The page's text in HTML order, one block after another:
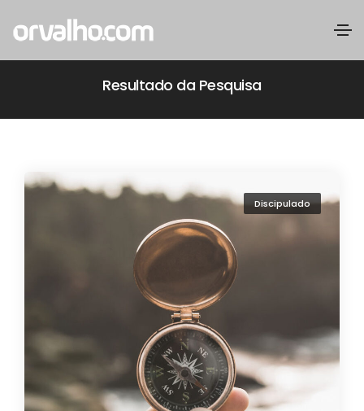
Resultado da Pesquisa
Discipulado